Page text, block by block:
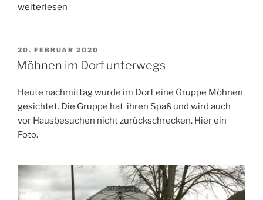
„Schefsonntag“
weiterlesen
VERÖFFENTLICHT
AM
20. FEBRUAR 2020
Möhnen im Dorf unterwegs
Heute nachmittag wurde im Dorf eine Gruppe Möhnen
gesichtet. Die Gruppe hat ihren Spaß und wird auch
vor Hausbesuchen nicht zurückschrecken. Hier ein
Foto.